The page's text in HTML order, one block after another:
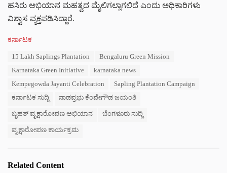
ಹಸಿರು ಅಭಿಯಾನ ಮಹತ್ವದ ಮೈಲಿಗಲ್ಲಾಗಲಿದೆ ಎಂದು ಅಧಿಕಾರಿಗಳು
ವಿಶ್ವಾಸ ವ್ಯಕ್ತಪಡಿಸಿದ್ದಾರೆ.
C
ಕರ್ನಾಟಕ
15 Lakh Saplings Plantation
Bengaluru Green Mission
Karnataka Green Initiative
karnataka news
Kempegowda Jayanti Celebration
Sapling Plantation Campaign
ಕರ್ನಾಟಕ ಸುದ್ದಿ
ನಾಡಪ್ರಭು ಕೆಂಪೇಗೌಡ ಜಯಂತಿ
ಬೃಹತ್ ವೃಕ್ಷಾರೋಪಣ ಅಭಿಯಾನ ಬೆಂಗಳೂರು ಸುದ್ದಿ
ವೃಕ್ಷಾರೋಪಣ ಕಾರ್ಯಕ್ರಮ
Related Content